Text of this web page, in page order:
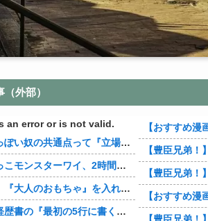
外部）
an error or is not valid.
共通点って『立場を理解できない』だよな
スターワイ、2時間おきにトイレへ
もちゃ』を入れたままMRI検査を受けた結果 →
『最初の5行に書くべきこと』がこれ
【おすすめ漫画
【豊臣兄弟！
【豊臣兄弟！】
【おすすめ漫画】